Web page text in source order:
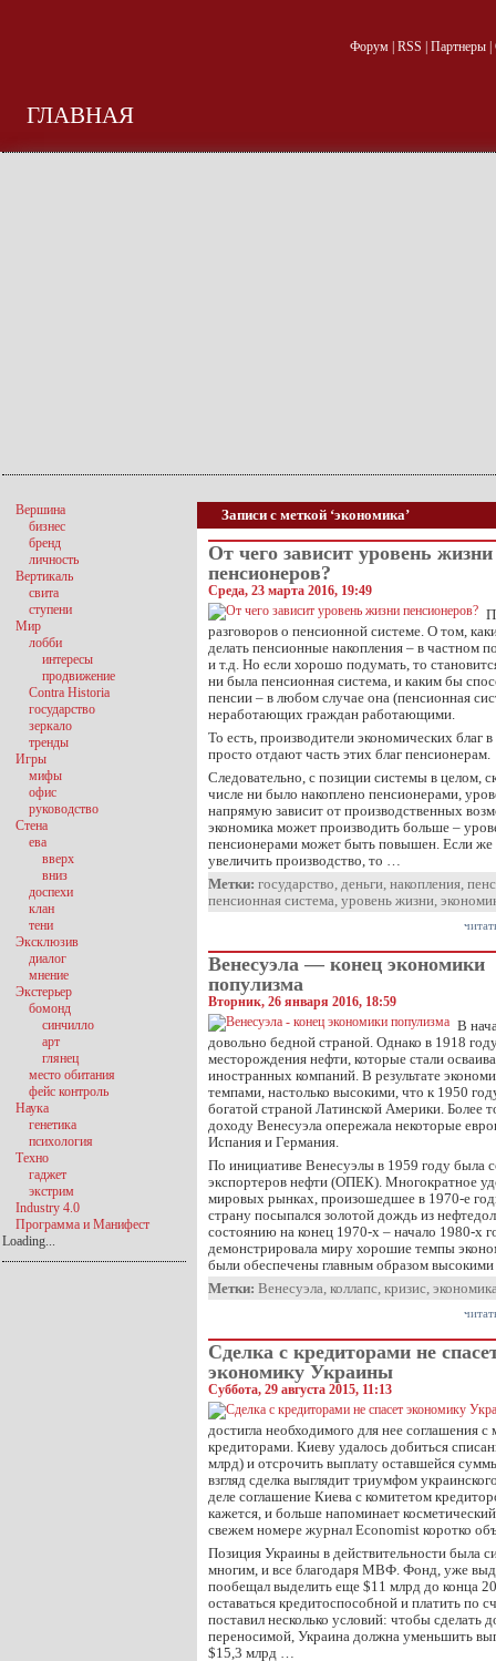
Форум| RSS Партнеры|
ГЛАВНАЯ
Записи с меткой ‘экономика’
От чего зависит уровень жизни
пенсионеров?
Среда, 23 марта 2016, 19:49
разговоров о пенсионной системе. О том,
делать пенсионные накопления – в частном
и т.д. Но если хорошо подумать, то
ни была пенсионная система, и каким бы
пенсии – в любом случае она (пенсионная
неработающих граждан работающими.
То есть, производители экономических благ
просто отдают часть этих благ пенсионерам.
Следовательно, с позиции системы в целом,
числе ни было накоплено пенсионерами,
напрямую зависит от производственных
экономика может производить больше –
пенсионерами может быть повышен. Если же
увеличить производство, то …
Метки: государство, деньги, накопления,
пенсионная система, уровень жизни,
Венесуэла — конец экономики
популизма
Вторник, 26 января 2016, 18:59
В
довольно бедной страной. Однако в 1918
месторождения нефти, которые стали
иностранных компаний. В результате
темпами, настолько высокими, что к 1950
богатой страной Латинской Америки. Более
доходу Венесуэла опережала некоторые
Испания и Германия.
По инициативе Венесуэлы в 1959 году была
экспортеров нефти (ОПЕК). Многократное
мировых рынках, произошедшее в 1970-е
страну посыпался золотой дождь из
состоянию на конец 1970-х – начало 1980-х
демонстрировала миру хорошие темпы
были обеспечены главным образом
Метки: Венесуэла, коллапс, кризис,
Сделка с кредиторами не
экономику Украины
Суббота, 29 августа 2015, 11:13
достигла необходимого для нее соглашения
кредиторами. Киеву удалось добиться
млрд) и отсрочить выплату оставшейся
взгляд сделка выглядит триумфом
деле соглашение Киева с комитетом
кажется, и больше напоминает
свежем номере журнал Economist коротко
Позиция Украины в действительности была
многим, и все благодаря МВФ. Фонд, уже
пообещал выделить еще $11 млрд до конца
оставаться кредитоспособной и платить по
поставил несколько условий: чтобы сделать
переносимой, Украина должна уменьшить
$15,3 млрд …
Вершина
бизнес
бренд
личность
Вертикаль
свита
ступени
Мир
лобби
интересы
продвижение
Contra Historia
государство
зеркало
тренды
Игры
мифы
офис
руководство
Стена
ева
вверх
вниз
доспехи
клан
тени
Эксклюзив
диалог
мнение
Экстерьер
бомонд
синчилло
арт
глянец
место обитания
фейс контроль
Наука
генетика
психология
Техно
гаджет
экстрим
Industry 4.0
Программа и Манифест
Loading...